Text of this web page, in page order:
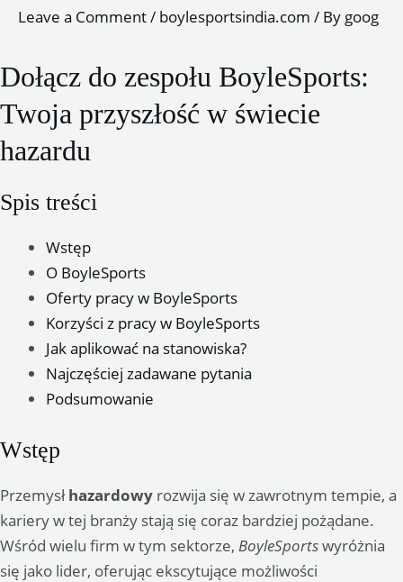
Leave a Comment/ boylesportsindia.com / By goog
Dołącz do zespołu BoyleSports:
Twoja przyszłość w świecie
hazardu
Spis treści
Wstęp
O BoyleSports
Oferty pracy w BoyleSports
Korzyści z pracy w BoyleSports
Jak aplikować na stanowiska?
Najczęściej zadawane pytania
Podsumowanie
Wstęp
Przemysłhazardowy rozwija się w zawrotnym tempie, a
kariery w tej branży stają się coraz bardziej pożądane.
Wśród wielu firm w tym sektorze, BoyleSportswyróżnia
się jako lider, oferując ekscytujące możliwości